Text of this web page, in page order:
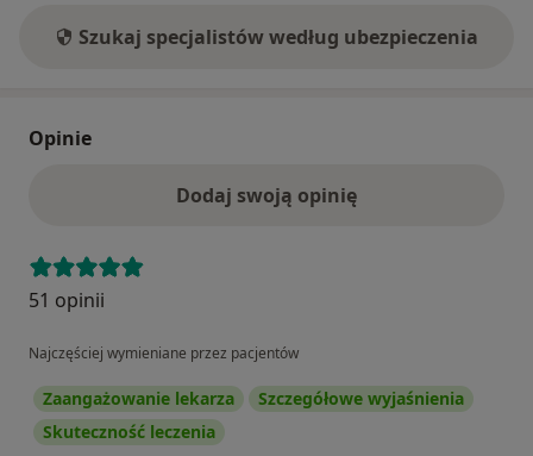
Szukaj specjalistów według ubezpieczenia
Opinie
Dodaj swoją opinię
51 opinii
Najczęściej wymieniane przez pacjentów
Zaangażowanie lekarza
Szczegółowe wyjaśnienia
Skuteczność leczenia